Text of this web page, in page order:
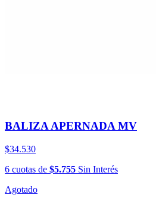
BALIZA APERNADA MV
$34.530
6 cuotas de $5.755 Sin Interés
Agotado